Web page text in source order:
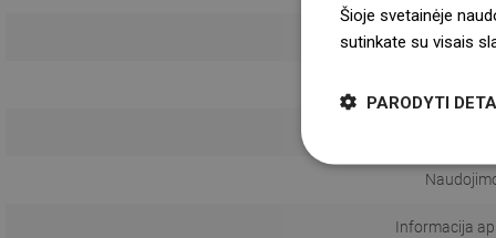
Informacija
Šioje svetainėje
sutinkate su visais
PARODYTI